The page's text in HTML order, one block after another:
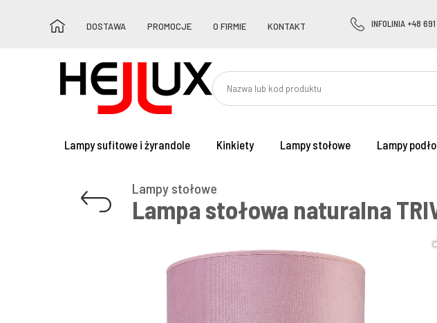
DOSTAWA PROMOCJE O FIRMIE KONTAKT INFOLINIA +48 691
Lampy sufitowe i żyrandole Kinkiety Lampy stołowe Lampy
Lampy stołowe
Lampa stołowa naturalna